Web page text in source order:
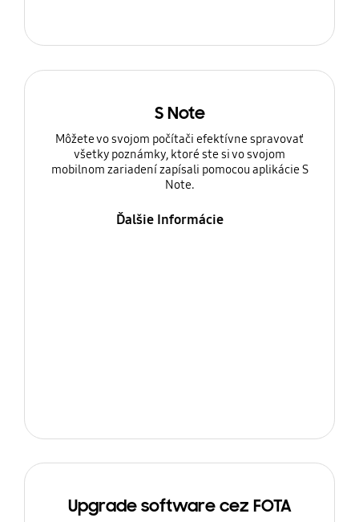
S Note
Môžete vo svojom počítači efektívne spravovať
všetky poznámky, ktoré ste si vo svojom
mobilnom zariadení zapísali pomocou aplikácie S
Note.
Ďalšie Informácie
Upgrade software cez FOTA